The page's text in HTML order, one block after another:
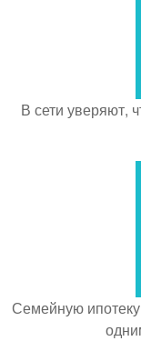
В сети уверяют,
Семейную